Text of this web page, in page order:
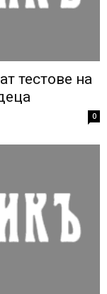
тестове на
0